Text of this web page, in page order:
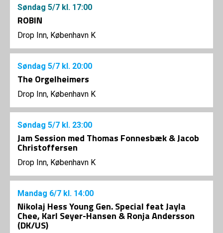
Søndag 5/7 kl. 17:00
ROBIN
Drop Inn, København K
Søndag 5/7 kl. 20:00
The Orgelheimers
Drop Inn, København K
Søndag 5/7 kl. 23:00
Jam Session med Thomas Fonnesbæk & Jacob
Christoffersen
Drop Inn, København K
Mandag 6/7 kl. 14:00
Nikolaj Hess Young Gen. Special feat Jayla
Chee, Karl Seyer-Hansen & Ronja Andersson
(DK/US)